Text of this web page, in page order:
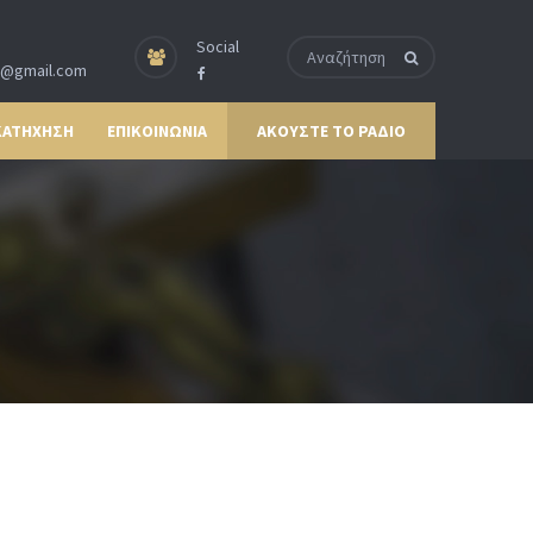
Social
ΕΠΙΚΟΙΝΩΝΙΑ ΑΚΟΥΣΤΕ ΤΟ ΡΑΔΙΟ